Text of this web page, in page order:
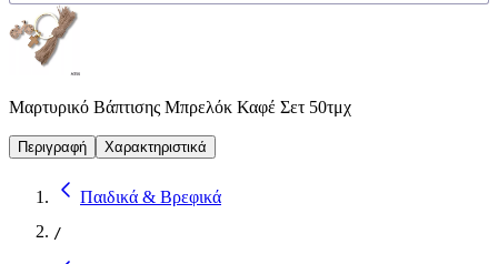
Μαρτυρικό Βάπτισης Μπρελόκ Καφέ Σετ 50τμχ
Περιγραφή Χαρακτηριστικά
Παιδικά & Βρεφικά
/